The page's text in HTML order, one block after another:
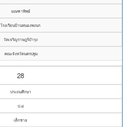
มณฑาทิพย์
โรงเรียนบ้านหนองพงนก
วัดเจริญราษฎร์บำรุง
คณะจังหวัดนครปฐม
28
ประถมศึกษา
ป.๔
เด็กชาย